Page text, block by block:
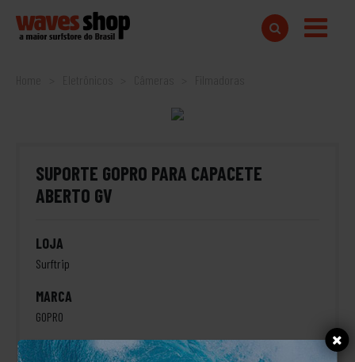
Home Câmeras Filmadoras
SUPORTE GOPRO PARA CAPACETE
ABERTO GV
LOJA
Surftrip
MARCA
GOPRO
TAMANHO